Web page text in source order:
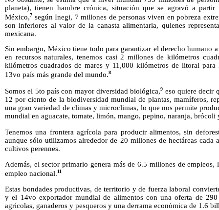
planeta), tienen hambre crónica, situación que se agravó a
México,7 según Inegi, 7 millones de personas viven en pobreza
son inferiores al valor de la canasta alimentaria, quienes
mexicana.
Sin embargo, México tiene todo para garantizar el derecho humano
en recursos naturales, tenemos casi 2 millones de kilómetros
kilómetros cuadrados de mares y 11,000 kilómetros de litoral
13vo país más grande del mundo.8
Somos el 5to país con mayor diversidad biológica,9 eso quiere decir
12 por ciento de la biodiversidad mundial de plantas, mamíferos,
una gran variedad de climas y microclimas, lo que nos permite
mundial en aguacate, tomate, limón, mango, pepino, naranja,
Tenemos una frontera agrícola para producir alimentos, sin
aunque sólo utilizamos alrededor de 20 millones de hectáreas
cultivos perennes.
Además, el sector primario genera más de 6.5 millones de
empleo nacional.11
Estas bondades productivas, de territorio y de fuerza laboral
y el 14vo exportador mundial de alimentos con una oferta de
agrícolas, ganaderos y pesqueros y una derrama económica de 1.6